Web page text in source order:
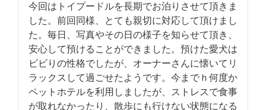
今回はトイプードルを長期でお泊りさせて頂きま
した。前回同様、とても親切に対応して頂けまし
た。毎日、写真やその日の様子を知らせて頂き、
安心して預けることができました。預けた愛犬は
ビビりの性格でしたが、オーナーさんに懐いてリ
ラックスして過ごせたようです。今までｈ何度か
ペットホテルを利用しましたが、ストレスで食事
が取れなかったり、散歩にも行けない状態になる